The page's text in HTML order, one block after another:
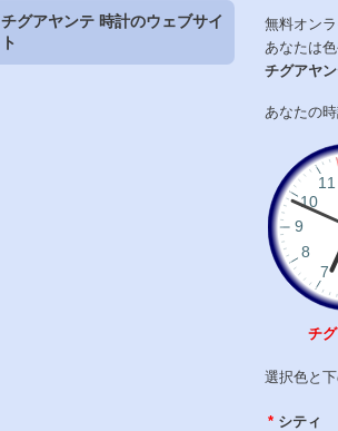
チグアヤンテ 時計のウェブサイ
ト
無料オン
あなたは
チグアヤ
あなたの
チ
選択色と
* シティ